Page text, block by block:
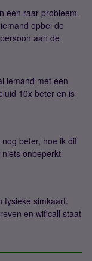
een raar probleem.
opbel de
aan de
iemand met een
10x beter en is
beter, hoe ik dit
onbeperkt
fysieke simkaart.
en wificall staat